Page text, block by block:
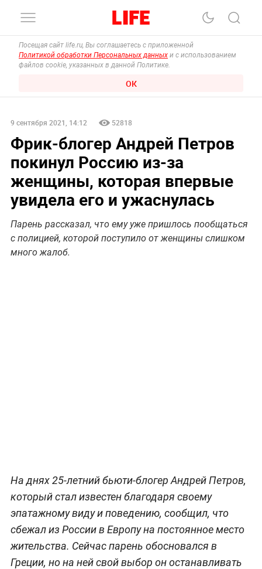
Посещая сайт life.ru, Вы соглашаетесь с приложенной
Политикой обработки Персональных данных и с использованием
файлов cookie, указанных в данной Политике.
ОК
9 сентября 2021, 14:12 52818
Фрик-блогер Андрей Петров
покинул Россию из-за
женщины, которая впервые
увидела его и ужаснулась
Парень рассказал, что ему уже пришлось пообщаться
с полицией, которой поступило от женщины слишком
много жалоб.
На днях 25-летний бьюти-блогер Андрей Петров,
который стал известен благодаря своему
эпатажному виду и поведению, сообщил, что
сбежал из России в Европу на постоянное место
жительства. Сейчас парень обосновался в
Греции, но на ней свой выбор он останавливать